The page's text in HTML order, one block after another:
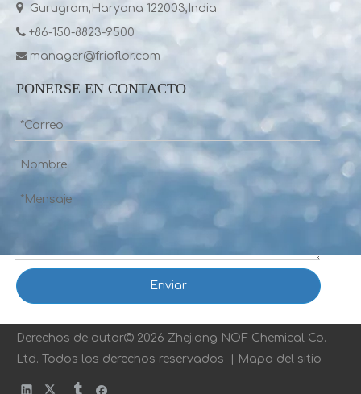
 Gurugram,Haryana 122003,India
 +86-150-8823-9500
 manager@frioflor.com
PONERSE EN CONTACTO
Enviar
Derechos de autor 2026 Zhejiang NOF Chemical Co.
Ltd. Todos los derechos reservados |
Mapa del sitio